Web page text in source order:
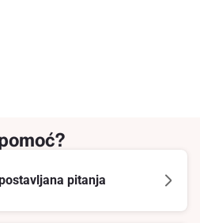
pitanja